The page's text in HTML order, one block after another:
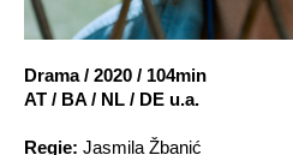
Account
Drama / 2020 / 104min
AT / BA / NL / DE u.a.
Regie: Jasmila Žbanić